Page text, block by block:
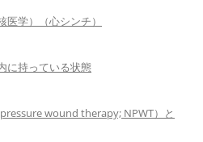
学）（心シンチ）
に持っている状態
wound therapy; NPWT）と